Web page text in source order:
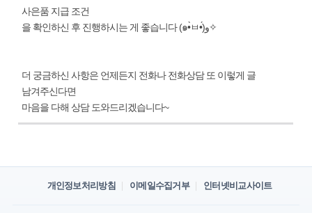
사은품 지급 조건
을 확인하신 후 진행하시는 게 좋습니다 (๑•̀ㅂ•́)و✧
더 궁금하신 사항은 언제든지 전화나 전화상담 또 이렇게 글
남겨주신다면
마음을 다해 상담 도와드리겠습니다~
개인정보처리방침 이메일수집거부 인터넷비교사이트